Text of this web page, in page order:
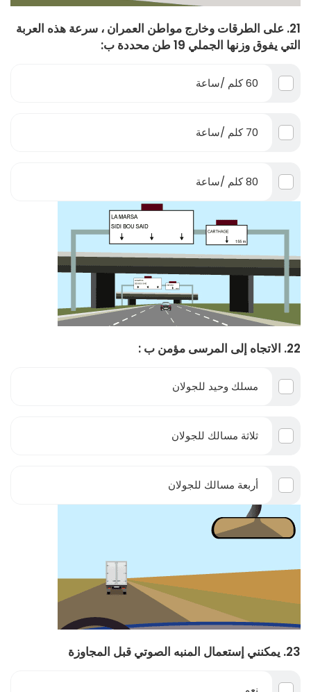
21. على الطرقات وخارج مواطن العمران ، سرعة هذه العربة
التي يفوق وزنها الجملي 19 طن محددة ب:
60 كلم /ساعة
70 كلم /ساعة
80 كلم /ساعة
22. الاتجاه إلى المرسى مؤمن ب :
مسلك وحيد للجولان
ثلاثة مسالك للجولان
أربعة مسالك للجولان
23. يمكنني إستعمال المنبه الصوتي قبل المجاوزة